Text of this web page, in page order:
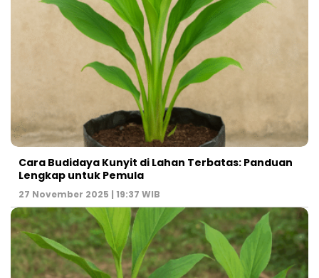
Cara Budidaya Kunyit di Lahan Terbatas: Panduan
Lengkap untuk Pemula
27 November 2025 | 19:37 WIB